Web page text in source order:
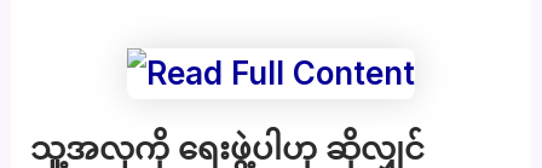
သူ့အလှကို ရေးဖွဲ့ပါဟု ဆိုလျှင်